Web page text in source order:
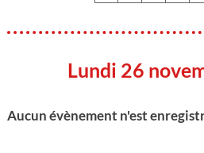
Lundi 26
Aucun évènement n'est